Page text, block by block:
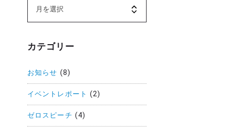
カテゴリー
お知らせ (8)
イベントレポート (2)
ゼロスピーチ (4)